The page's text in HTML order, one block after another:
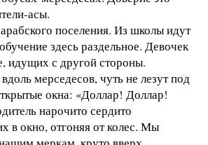
асы.
поселения. Из школы идут
здесь раздельное. Девочек
идущих с другой стороны.
мерседесов, чуть не лезут под
окна: «Доллар! Доллар!
нарочито сердито
в окно, отгоняя от колес. Мы